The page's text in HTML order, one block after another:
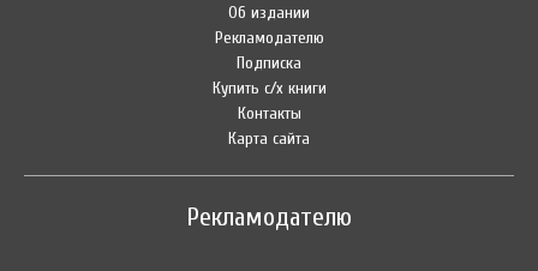
Об издании
Рекламодателю
Подписка
Купить с/х книги
Контакты
Карта сайта
Рекламодателю